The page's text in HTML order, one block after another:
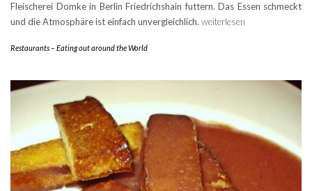
Fleischerei Domke in Berlin Friedrichshain futtern. Das Essen schmeckt
und die Atmosphäre ist einfach unvergleichlich. weiterlesen
Restaurants – Eating out around the World